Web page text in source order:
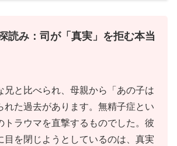
読み：司が「真実」を拒む本当
兄と比べられ、母親から「あの子は
れた過去があります。無精子症とい
トラウマを直撃するものでした。彼
目を閉じようとしているのは、真実